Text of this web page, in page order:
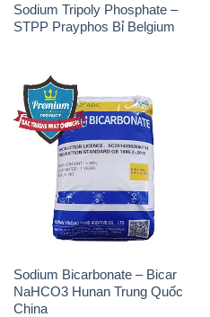
Sodium Tripoly Phosphate –
STPP Prayphos Bỉ Belgium
Sodium Bicarbonate – Bicar
NaHCO3 Hunan Trung Quốc
China